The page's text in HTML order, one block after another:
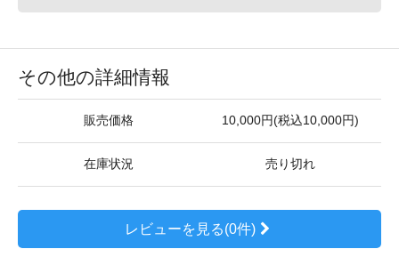
その他の詳細情報
販売価格 10,000円(税込10,000円)
在庫状況 売り切れ
レビューを見る(0件)